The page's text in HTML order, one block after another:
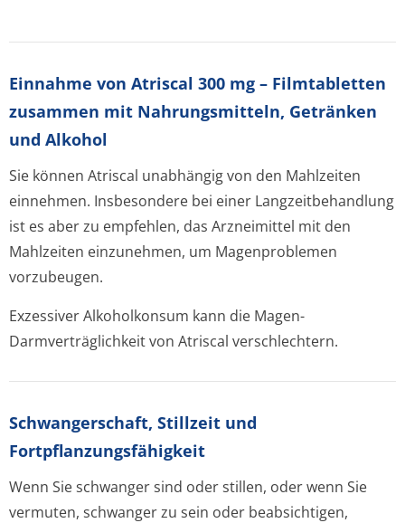
Einnahme von Atriscal 300 mg – Filmtabletten
zusammen mit Nahrungsmitteln, Getränken
und Alkohol
Sie können Atriscal unabhängig von den Mahlzeiten
einnehmen. Insbesondere bei einer Langzeitbehandlung
ist es aber zu empfehlen, das Arzneimittel mit den
Mahlzeiten einzunehmen, um Magenproblemen
vorzubeugen.
Exzessiver Alkoholkonsum kann die Magen-
Darmverträglichkeit von Atriscal verschlechtern.
Schwangerschaft, Stillzeit und
Fortpflanzungsfähig­keit
Wenn Sie schwanger sind oder stillen, oder wenn Sie
vermuten, schwanger zu sein oder beabsichtigen,